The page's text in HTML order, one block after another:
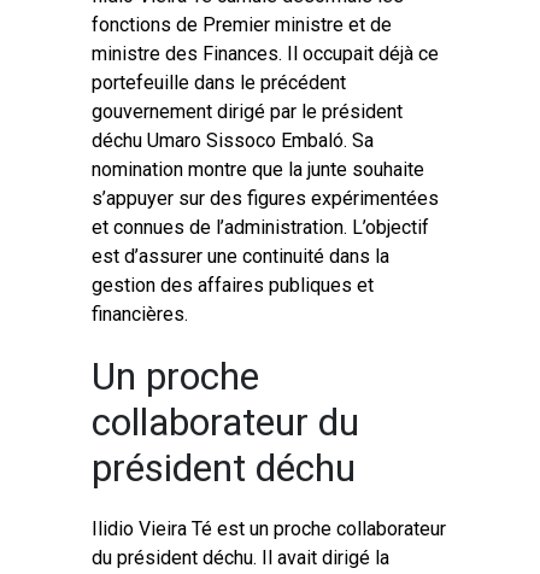
fonctions de Premier ministre et de
ministre des Finances. Il occupait déjà ce
portefeuille dans le précédent
gouvernement dirigé par le président
déchu Umaro Sissoco Embaló. Sa
nomination montre que la junte souhaite
s’appuyer sur des figures expérimentées
et connues de l’administration. L’objectif
est d’assurer une continuité dans la
gestion des affaires publiques et
financières.
Un proche
collaborateur du
président déchu
Ilidio Vieira Té est un proche collaborateur
du président déchu. Il avait dirigé la